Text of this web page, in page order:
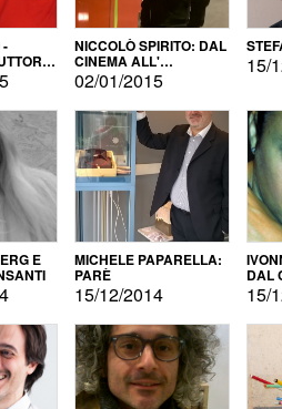
- NICCOLÒ SPIRITO: DAL
CINEMA ALL'
AUTOPRODUZIONE
02/01/2015
15/
E MICHELE PAPARELLA:
PARÈ
15/12/2014
DAL
15/